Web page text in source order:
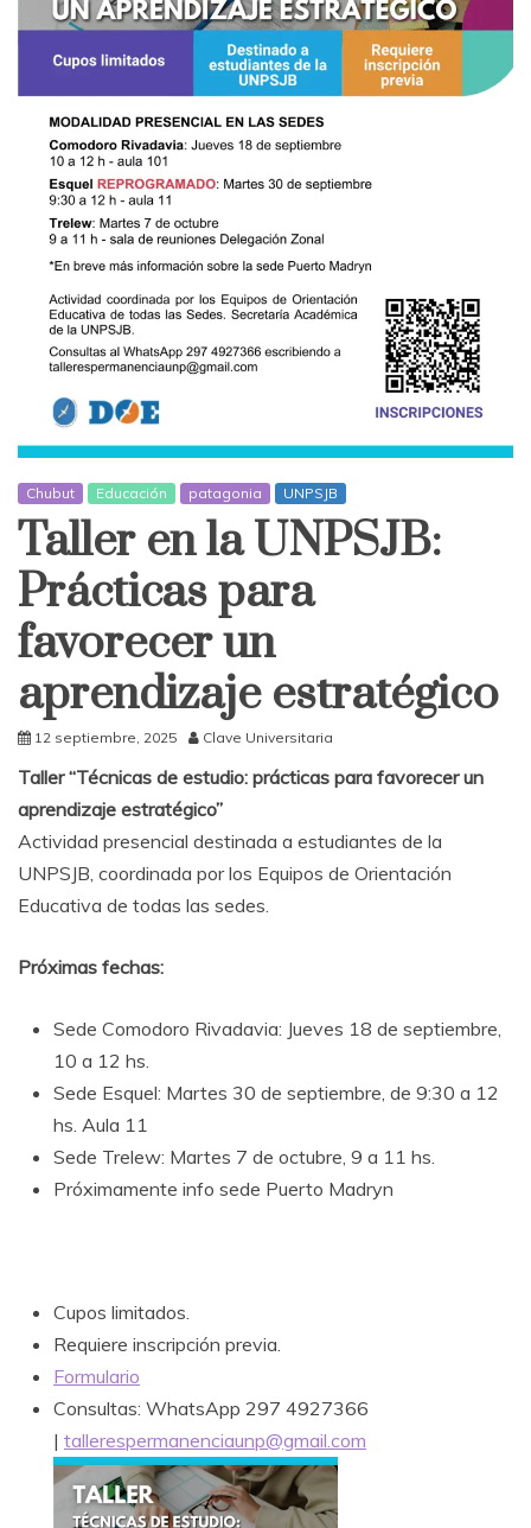
Chubut Educación patagonia UNPSJB
Taller en la UNPSJB:
Prácticas para
favorecer un
aprendizaje estratégico
12 septiembre, 2025 Clave Universitaria
Taller “Técnicas de estudio: prácticas para favorecer un
aprendizaje estratégico”
Actividad presencial destinada a estudiantes de la
UNPSJB, coordinada por los Equipos de Orientación
Educativa de todas las sedes.
Próximas fechas:
Sede Comodoro Rivadavia: Jueves 18 de septiembre,
10 a 12 hs.
Sede Esquel: Martes 30 de septiembre, de 9:30 a 12
hs. Aula 11
Sede Trelew: Martes 7 de octubre, 9 a 11 hs.
Próximamente info sede Puerto Madryn
Cupos limitados.
Requiere inscripción previa.
Formulario
Consultas: WhatsApp 297 4927366
| tallerespermanenciaunp@gmail.com